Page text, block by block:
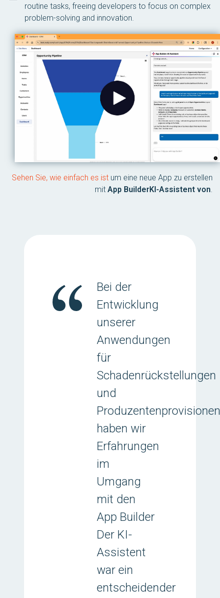
routine tasks, freeing developers to focus on complex
problem-solving and innovation.
Sehen Sie, wie einfach es ist um eine neue App zu erstellen
mit App BuilderKI-Assistent von
Bei der
Entwicklung
unserer
Anwendungen
für
Schadenrückstellungen
und
haben wir
Erfahrungen
im
Umgang
mit den
App Builder
Der KI-
Assistent
war ein
entscheidender